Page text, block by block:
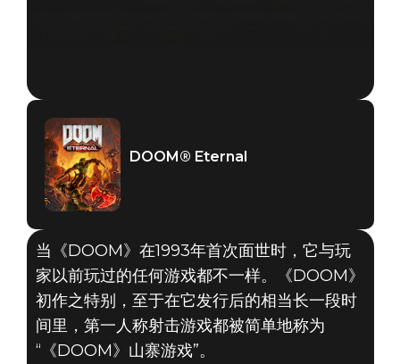
DOOM® Eternal
当《DOOM》在1993年首次面世时，它与玩
家以前玩过的任何游戏都不一样。《DOOM》
初作之特别，至于在它发行后的相当长一段时
间里，第一人称射击游戏都被简单地称为
“《DOOM》山寨游戏”。